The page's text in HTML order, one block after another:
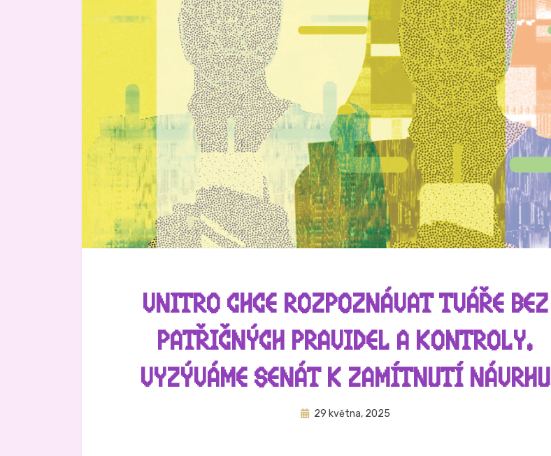
VNITRO CHCE ROZPOZNÁVAT TVÁŘE BEZ
PATŘIČNÝCH PRAVIDEL A KONTROLY.
VYZÝVÁME SENÁT K ZAMÍTNUTÍ NÁVRHU
AutorHynek Trojánek
Zveřejněno
29 května, 2025